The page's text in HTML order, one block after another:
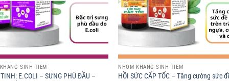
SINH TIÊM
E.COLI – SƯNG PHÙ ĐẦU –
NHÓM KHÁNG SINH TIÊM
HỒI SỨC CẤP TỐC – Tăng cường sức